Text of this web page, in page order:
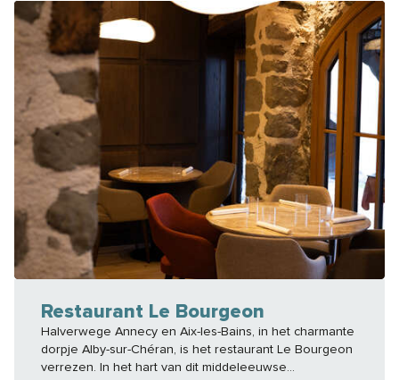
Restaurant Le Bourgeon
Halverwege Annecy en Aix-les-Bains, in het charmante
dorpje Alby-sur-Chéran, is het restaurant Le Bourgeon
verrezen. In het hart van dit middeleeuwse...